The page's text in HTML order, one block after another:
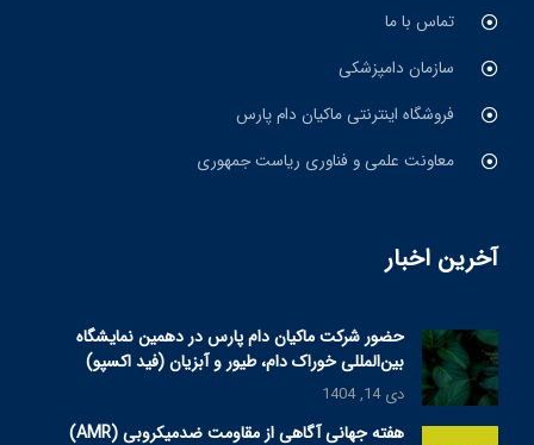
تماس با ما
سازمان دامپزشکی
فروشگاه اینترنتی ماکیان دام پارس
معاونت علمی و فناوری ریاست جمهوری
آخرین اخبار
حضور شرکت ماکیان دام پارس در دهمین نمایشگاه
بین‌المللی خوراک دام، طیور و آبزیان (فید اکسپو)
دی 14, 1404
هفته جهانی آگاهی از مقاومت ضدمیکروبی (AMR)